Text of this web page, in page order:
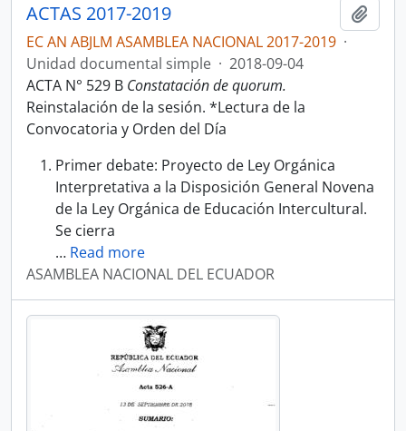
ACTAS 2017-2019
EC AN ABJLM ASAMBLEA NACIONAL 2017-2019 ·
Unidad documental simple · 2018-09-04
ACTA N° 529 B Constatación de quorum.
Reinstalación de la sesión. *Lectura de la
Convocatoria y Orden del Día
Primer debate: Proyecto de Ley Orgánica
Interpretativa a la Disposición General Novena
de la Ley Orgánica de Educación Intercultural.
Se cierra
… Read more
ASAMBLEA NACIONAL DEL ECUADOR